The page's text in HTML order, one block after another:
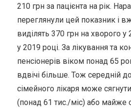
210 грн за пацієнта на рік.
переглянули цей показник і
виділять 370 грн на хворого у
у 2019 році. За лікування та
пенсіонерів віком понад 65
вдвічі більше. Тож середній
сімейного лікаря може
(понад 61 тис./міс) або майже